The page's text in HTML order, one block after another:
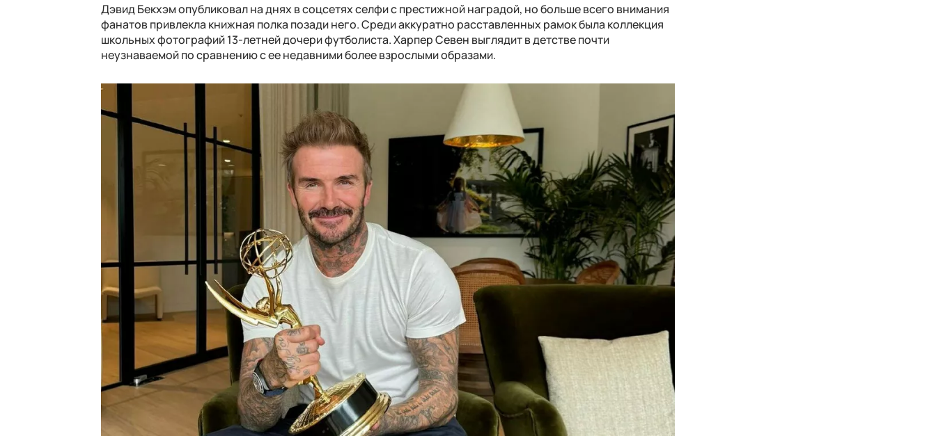
Дэвид Бекхэм опубликовал на днях в соцсетях селфи с престижной наградой, но больше всего внимания
фанатов привлекла книжная полка позади него. Среди аккуратно расставленных рамок была коллекция
школьных фотографий 13-летней дочери футболиста. Харпер Севен выглядит в детстве почти
неузнаваемой по сравнению с ее недавними более взрослыми образами.